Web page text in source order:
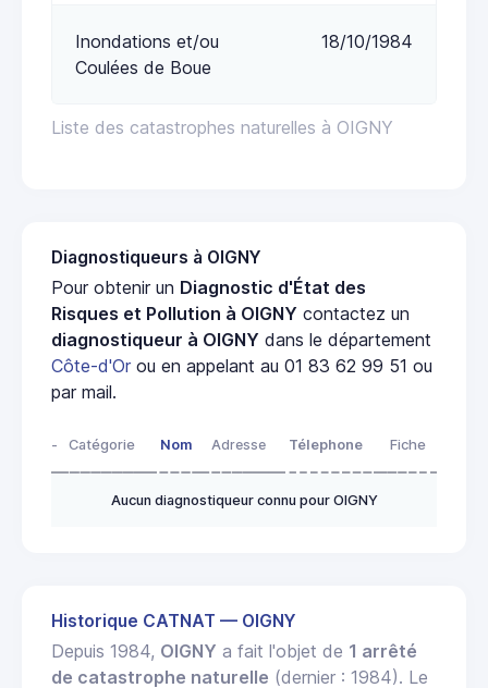
Liste des catastrophes naturelles à OIGNY
Inondations et/ou
Coulées de Boue
18/10/1984
Diagnostiqueurs à OIGNY
Pour obtenir un Diagnostic d'État des
Risques et Pollution à OIGNY contactez un
diagnostiqueur à OIGNY dans le département
Côte-d'Or ou en appelant au 01 83 62 99 51 ou
par mail.
- Catégorie Nom Adresse Télephone Fiche
Aucun diagnostiqueur connu pour OIGNY
Historique CATNAT — OIGNY
Depuis 1984, OIGNY a fait l'objet de 1 arrêté
de catastrophe naturelle (dernier : 1984). Le